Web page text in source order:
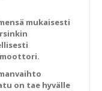
mukaisesti
on tae hyvälle